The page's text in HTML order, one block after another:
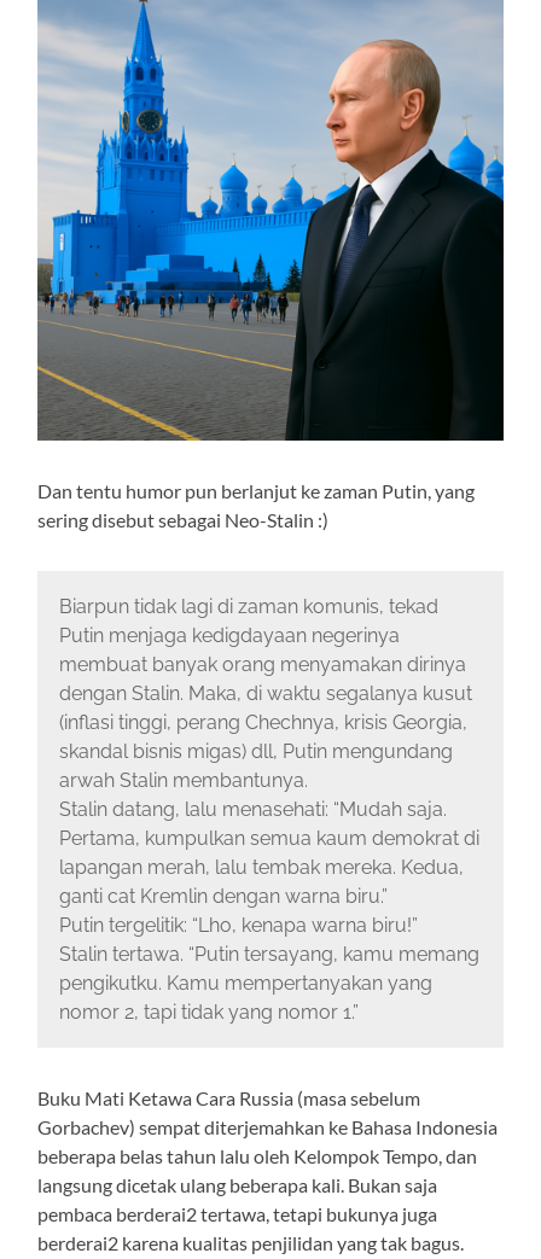
Dan tentu humor pun berlanjut ke zaman Putin, yang
sering disebut sebagai Neo-Stalin :)
Biarpun tidak lagi di zaman komunis, tekad
Putin menjaga kedigdayaan negerinya
membuat banyak orang menyamakan dirinya
dengan Stalin. Maka, di waktu segalanya kusut
(inflasi tinggi, perang Chechnya, krisis Georgia,
skandal bisnis migas) dll, Putin mengundang
arwah Stalin membantunya.
Stalin datang, lalu menasehati: “Mudah saja.
Pertama, kumpulkan semua kaum demokrat di
lapangan merah, lalu tembak mereka. Kedua,
ganti cat Kremlin dengan warna biru.”
Putin tergelitik: “Lho, kenapa warna biru!”
Stalin tertawa. “Putin tersayang, kamu memang
pengikutku. Kamu mempertanyakan yang
nomor 2, tapi tidak yang nomor 1.”
Buku Mati Ketawa Cara Russia (masa sebelum
Gorbachev) sempat diterjemahkan ke Bahasa Indonesia
beberapa belas tahun lalu oleh Kelompok Tempo, dan
langsung dicetak ulang beberapa kali. Bukan saja
pembaca berderai2 tertawa, tetapi bukunya juga
berderai2 karena kualitas penjilidan yang tak bagus.